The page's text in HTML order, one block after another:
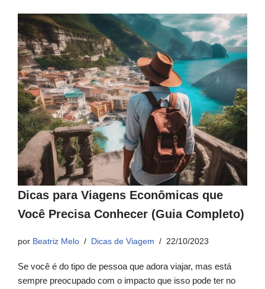
Dicas para Viagens Econômicas que
Você Precisa Conhecer (Guia Completo)
por Beatriz Melo Dicas de Viagem 22/10/2023
Se você é do tipo de pessoa que adora viajar, mas está
sempre preocupado com o impacto que isso pode ter no